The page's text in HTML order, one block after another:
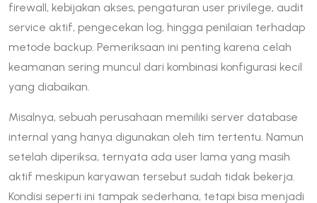
firewall, kebijakan akses, pengaturan user privilege, audit
service aktif, pengecekan log, hingga penilaian terhadap
metode backup. Pemeriksaan ini penting karena celah
keamanan sering muncul dari kombinasi konfigurasi kecil
yang diabaikan.
Misalnya, sebuah perusahaan memiliki server database
internal yang hanya digunakan oleh tim tertentu. Namun
setelah diperiksa, ternyata ada user lama yang masih
aktif meskipun karyawan tersebut sudah tidak bekerja.
Kondisi seperti ini tampak sederhana, tetapi bisa menjadi